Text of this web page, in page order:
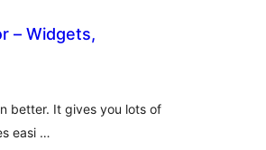
– Widgets,
better. It gives you lots of
easi …